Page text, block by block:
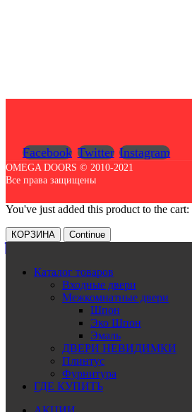
Facebook Twitter Instagram
OMEGA DOORS © 2010-2021
Все права защищены
You've just added this product to the cart:
КОРЗИНА Continue
Каталог товаров
Входные двери
Межкомнатные двери
Шпон
Эко Шпон
Эмаль
ДВЕРИ НЕВИДИМКИ
Плинтус
Фурнитура
ГДЕ КУПИТЬ